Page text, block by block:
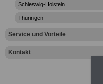
Schleswig-Holstein
Thüringen
Service und Vorteile
Kontakt